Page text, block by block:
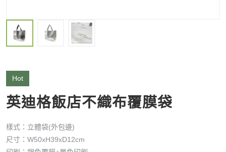
Hot
英迪格飯店不織布覆膜袋
樣式：立體袋(外包邊)
尺寸：W50xH39xD12cm